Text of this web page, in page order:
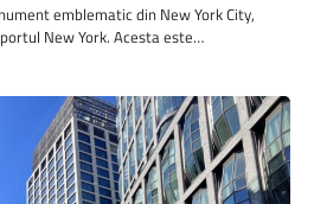
emblematic din New York City,
New York. Acesta este…